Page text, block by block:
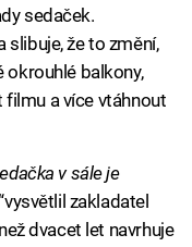
sedaček.
že to změní,
okrouhlé balkony,
a více vtáhnout
v sále je
zakladatel
dvacet let navrhuje